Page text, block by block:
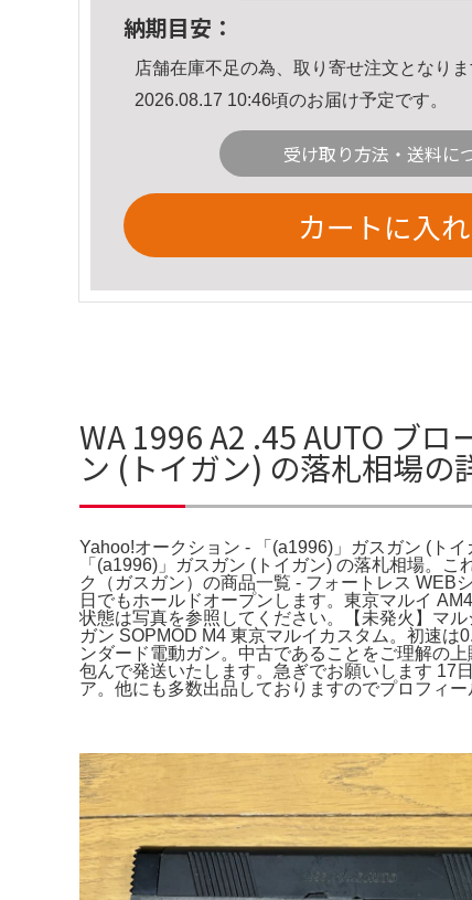
納期目安：
店舗在庫不足の為、取り寄せ注文となりま
2026.08.17 10:46頃のお届け予定です。
受け取り方法・送料に
カートに入
WA 1996 A2 .45 AUTO ブ
ン (トイガン) の落札相場の
Yahoo!オークション - 「(a1996)」ガスガン (ト
「(a1996)」ガスガン (トイガン) の落札相場。
ク（ガスガン）の商品一覧 - フォートレス WEB
日でもホールドオープンします。東京マルイ
状態は写真を参照してください。【未発火】マ
ガン SOPMOD M4 東京マルイカスタム。初速
ンダード電動ガン。中古であることをご理解
包んで発送いたします。急ぎでお願いします 17
ア。他にも多数出品しておりますのでプロフィ